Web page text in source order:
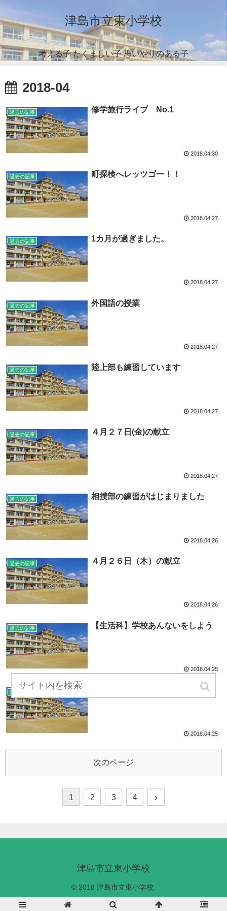
津島市立東小学校
考える子 たくましい子 思いやりのある子
2018-04
過去の記事 修学旅行ライブ No.1
2018.04.30
過去の記事 町探検へレッツゴー！！
2018.04.27
過去の記事 1カ月が過ぎました。
2018.04.27
過去の記事 外国語の授業
2018.04.27
過去の記事 陸上部も練習しています
2018.04.27
過去の記事 ４月２７日(金)の献立
2018.04.27
過去の記事 相撲部の練習がはじまりました
2018.04.26
過去の記事 ４月２６日（木）の献立
2018.04.26
過去の記事 【生活科】学校あんないをしよう
2018.04.25
過去の記事
2018.04.25
次のページ
1 2 3 4
津島市立東小学校
© 2018 津島市立東小学校.